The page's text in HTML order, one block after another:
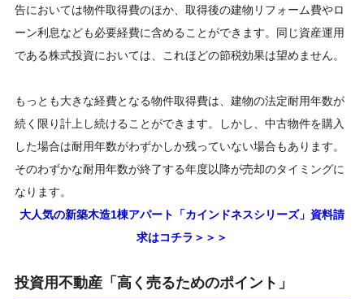
告においては物件取得費のほか、取得後の建物リフォーム費やロ
ーン利息なども必要経費に含めることができます。同じ資産運用
である株式投資においては、これほどの節税効果は望めません。
もっとも大きな経費となる物件取得費は、建物の法定耐用年数が
続く限り計上し続けることができます。しかし、中古物件を購入
した場合は耐用年数がわずかしか残っていない場合もあります。
そのわずかな耐用年数が終了する年度以降が売却のタイミングに
なります。
大人気の新築木造1棟アパート「カインドネスシリーズ」資料請
求はコチラ＞＞＞
投資用不動産「高く売るためのポイント」